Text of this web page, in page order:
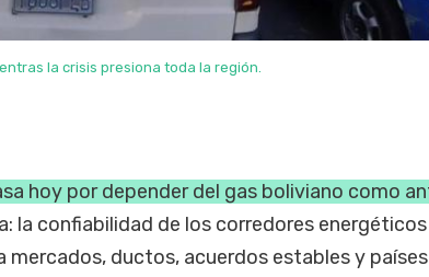
la crisis presiona toda la región.
hoy por depender del gas boliviano como
la confiabilidad de los corredores energéticos
mercados, ductos, acuerdos estables y